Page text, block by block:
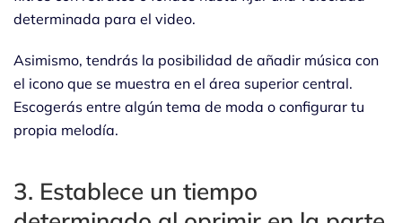
determinada para el video.
Asimismo, tendrás la posibilidad de añadir música con
el icono que se muestra en el área superior central.
Escogerás entre algún tema de moda o configurar tu
propia melodía.
3. Establece un tiempo